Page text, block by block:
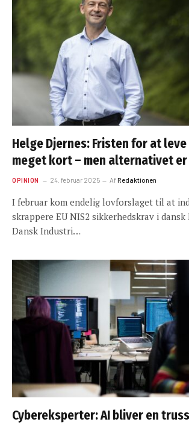
Helge Djernes: Fristen for at
meget kort – men alternativet
OPINION 24. februar 2025 AfRedaktionen
I februar kom endelig lovforslaget til at
skrappere EU NIS2 sikkerhedskrav i
Dansk Industri…
Cybereksperter: AI bliver en